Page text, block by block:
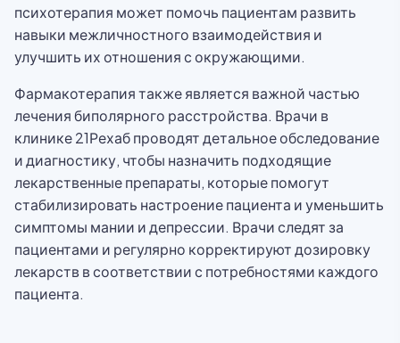
психотерапия может помочь пациентам развить
навыки межличностного взаимодействия и
улучшить их отношения с окружающими.
Фармакотерапия также является важной частью
лечения биполярного расстройства. Врачи в
клинике 21Рехаб проводят детальное обследование
и диагностику, чтобы назначить подходящие
лекарственные препараты, которые помогут
стабилизировать настроение пациента и уменьшить
симптомы мании и депрессии. Врачи следят за
пациентами и регулярно корректируют дозировку
лекарств в соответствии с потребностями каждого
пациента.